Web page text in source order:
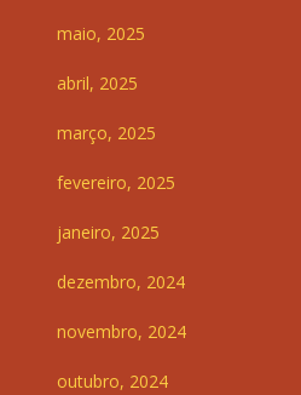
maio, 2025
abril, 2025
março, 2025
fevereiro, 2025
janeiro, 2025
dezembro, 2024
novembro, 2024
outubro, 2024